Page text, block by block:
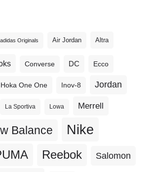
adidas Originals Air Jordan Altra
Converse DC Ecco
Hoka One One Inov-8 Jordan
La Sportiva Lowa Merrell
Balance Nike
Reebok Salomon